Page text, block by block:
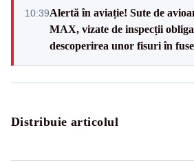
10:39Alertă în aviație! Sute de
MAX, vizate de inspecții
descoperirea unor fisuri în
Distribuie articolul